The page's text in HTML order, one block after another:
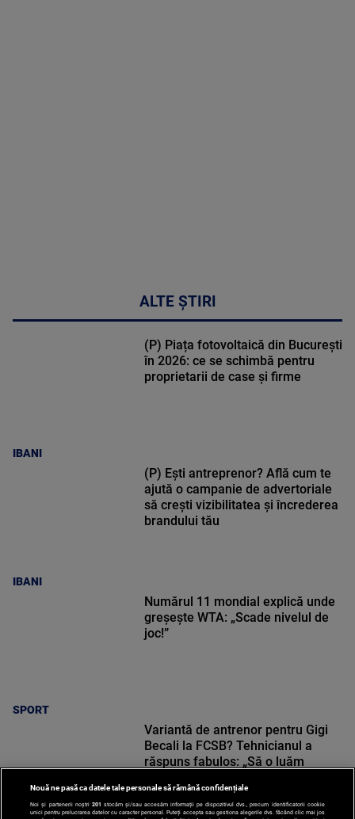
ALTE ȘTIRI
IBANI
(P) Piața fotovoltaică din București
în 2026: ce se schimbă pentru
proprietarii de case și firme
IBANI
(P) Ești antreprenor? Află cum te
ajută o campanie de advertoriale
să crești vizibilitatea și încrederea
brandului tău
SPORT
Numărul 11 mondial explică unde
greșește WTA: „Scade nivelul de
joc!”
Variantă de antrenor pentru Gigi
Becali la FCSB? Tehnicianul a
răspuns fabulos: „Să o luăm
Nouă ne pasă ca datele tale personale să rămână confidențiale
Noi și partenerii noștri 201 stocăm și/sau accesăm informații pe dispozitivul dvs., precum identificatorii cookie
unici pentru prelucrarea datelor cu caracter personal. Puteți accepta sau gestiona alegerile dvs. făcând clic mai jos